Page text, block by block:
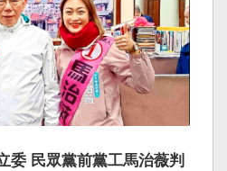
委 民眾黨前黨工馬治薇判